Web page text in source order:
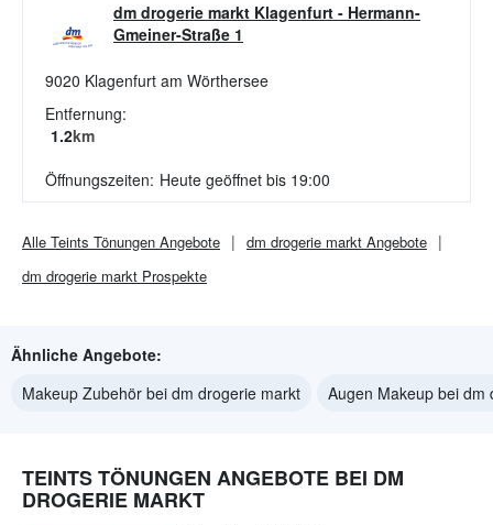
dm drogerie markt Klagenfurt - Hermann-
Gmeiner-Straße 1
9020 Klagenfurt am Wörthersee
Entfernung:
1.2km
Öffnungszeiten: Heute geöffnet bis 19:00
Alle Teints Tönungen Angebote dm drogerie markt Angebote
dm drogerie markt Prospekte
Ähnliche Angebote:
Makeup Zubehör bei dm drogerie markt
Augen Makeup bei dm
TEINTS TÖNUNGEN ANGEBOTE BEI DM
DROGERIE MARKT